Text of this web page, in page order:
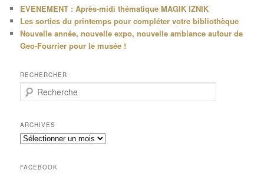
EVENEMENT : Après-midi thématique MAGIK IZNIK
Les sorties du printemps pour compléter votre bibliothèque
Nouvelle année, nouvelle expo, nouvelle ambiance autour de
Geo-Fourrier pour le musée !
RECHERCHER
e
h
e
r
h
ARCHIVES
Archives
FACEBOOK